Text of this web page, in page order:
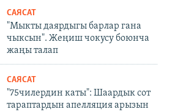
САЯСАТ
"Мыкты даярдыгы барлар гана
чыксын". Жеңиш чокусу боюнча
жаңы талап
САЯСАТ
"75чилердин каты": Шаардык сот
тараптардын апелляция арызын